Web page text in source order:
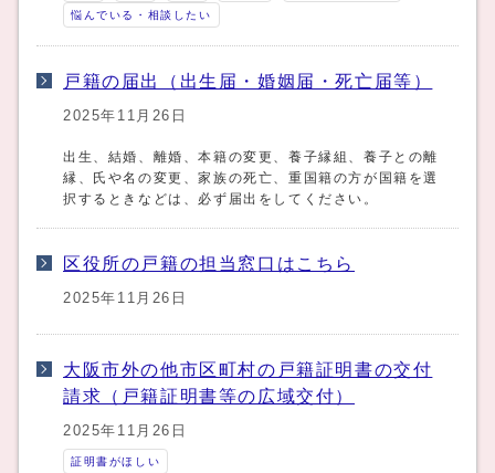
悩んでいる・相談したい
戸籍の届出（出生届・婚姻届・死亡届等）
2025年11月26日
出生、結婚、離婚、本籍の変更、養子縁組、養子との離
縁、氏や名の変更、家族の死亡、重国籍の方が国籍を選
択するときなどは、必ず届出をしてください。
区役所の戸籍の担当窓口はこちら
2025年11月26日
大阪市外の他市区町村の戸籍証明書の交付
請求（戸籍証明書等の広域交付）
2025年11月26日
証明書がほしい